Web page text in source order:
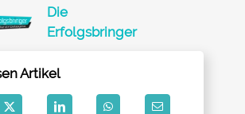
Die
Erfolgsbringer
Artikel